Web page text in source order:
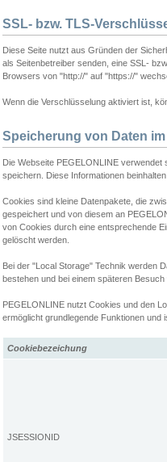
SSL- bzw. TLS-
Diese Seite nutzt aus Gründen der
als Seitenbetreiber senden, eine SSL-
Browsers von "http://" auf "https://"
Wenn die Verschlüsselung aktiviert ist,
Speicherung von Daten
Die Webseite PEGELONLINE
speichern. Diese Informationen
Cookies sind kleine Datenpakete, die
gespeichert und von diesem an
von Cookies durch eine entsprechende
gelöscht werden.
Bei der "Local Storage" Technik werden
bestehen und bei einem späteren
PEGELONLINE nutzt Cookies und den
ermöglicht grundlegende Funktionen und
Cookiebezeichung
JSESSIONID